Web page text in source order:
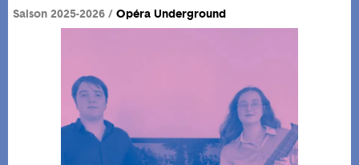
Saison 2025-2026 Opéra Underground